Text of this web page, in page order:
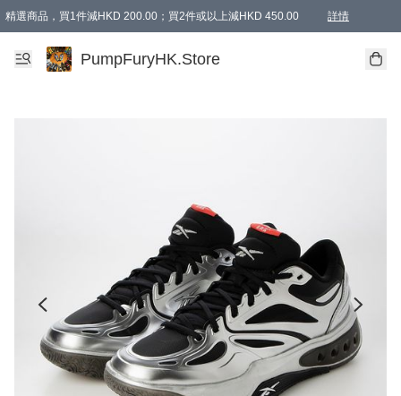
精選商品，買1件減HKD 200.00；買2件或以上減HKD 450.00 詳情
AAPE商品,會員專享9折或以上（按會員等級）AAPE products, members can
精選商品，任選買2件或以上減HKD 100.00
購物滿 HKD 800.00即享免運費優惠！（適用於 特定的送貨方式 )
PumpFuryHK.Store